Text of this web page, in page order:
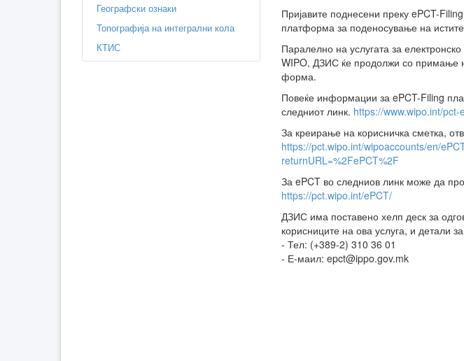
Географски ознаки
Топографија на интегрални кола
КТИС
Пријавите поднесени преку ePCT-
платформа за поденосување на
Паралелно на услугата за
WIPO, ДЗИС ќе продолжи со примање
форма.
Повеќе информации за ePCT-Filing
следниот линк. https://www.wipo.int/
За креирање на корисничка сметка,
https://pct.wipo.int/wipoaccounts/en/
returnURL=%2FePCT%2F
За ePCT во следниов линк може да
https://pct.wipo.int/ePCT/
ДЗИС има поставено хелп деск за
корисниците на ова услуга, и детали
- Тел: (+389-2) 310 36 01
- Е-маил: epct@ippo.gov.mk